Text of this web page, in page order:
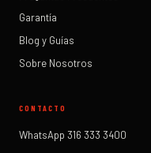
Garantía
Blog y Guías
Sobre Nosotros
CONTACTO
WhatsApp 316 333 3400